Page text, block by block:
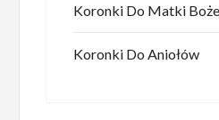
Koronki Do Matki
Koronki Do Aniołów